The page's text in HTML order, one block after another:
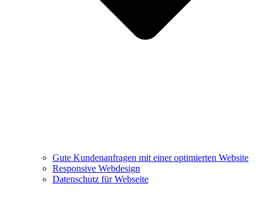
Gute Kundenanfragen mit einer optimierten Website
Responsive Webdesign
Datenschutz für Webseite